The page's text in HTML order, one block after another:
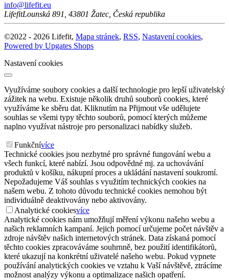
info@lifefit.eu
LifefitLounská 891 43801 Žatec Česká republika
©2022 - 2026 Lifefit, Mapa stránek, RSS, Nastavení cookies,
Powered by Upgates Shops
Nastavení cookies
Využíváme soubory cookies a další technologie pro lepší uživatelský
zážitek na webu. Existuje několik druhů souborů cookies, které
využíváme ke sběru dat. Kliknutím na Přijmout vše udělujete
souhlas se všemi typy těchto souborů, pomocí kterých můžeme
naplno využívat nástroje pro personalizaci nabídky služeb.
Funkčnívíce
Technické cookies jsou nezbytné pro správné fungování webu a
všech funkcí, které nabízí. Jsou odpovědné mj. za uchovávání
produktů v košíku, nákupní proces a ukládání nastavení soukromí.
Nepožadujeme Váš souhlas s využitím technických cookies na
našem webu. Z tohoto důvodu technické cookies nemohou být
individuálně deaktivovány nebo aktivovány.
Analytické cookiesvíce
Analytické cookies nám umožňují měření výkonu našeho webu a
našich reklamních kampaní. Jejich pomocí určujeme počet návštěv a
zdroje návštěv našich internetových stránek. Data získaná pomocí
těchto cookies zpracováváme souhrnně, bez použití identifikátorů,
které ukazují na konkrétní uživatelé našeho webu. Pokud vypnete
používání analytických cookies ve vztahu k Vaší návštěvě, ztrácíme
možnost analýzy výkonu a optimalizace našich opatření.